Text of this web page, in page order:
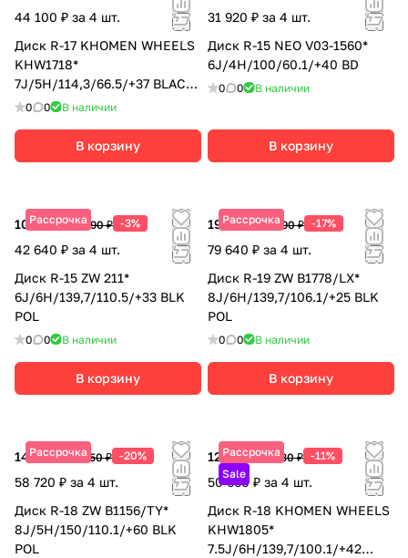
44 100 ₽ за 4 шт.
Диск R-17 KHOMEN WHEELS
KHW1718*
7J/5H/114,3/66.5/+37 BLACK-
FP0 0 В наличии
В корзину
31 920 ₽ за 4 шт.
Диск R-15 NEO V03-1560*
6J/4H/100/60.1/+40 BD
0 0 В наличии
В корзину
Рассрочка
10 660 ₽10 990 ₽ -3%
42 640 ₽ за 4 шт.
Диск R-15 ZW 211*
6J/6H/139,7/110.5/+33 BLK
POL
0 0 В наличии
В корзину
Рассрочка
19 910 ₽23 990 ₽ -17%
79 640 ₽ за 4 шт.
Диск R-19 ZW B1778/LX*
8J/6H/139,7/106.1/+25 BLK
POL
0 0 В наличии
В корзину
Рассрочка
14 680 ₽18 350 ₽ -20%
58 720 ₽ за 4 шт.
Диск R-18 ZW B1156/TY*
8J/5H/150/110.1/+60 BLK
POL
Рассрочка
Sale
12 665 ₽14 230 ₽ -11%
50 660 ₽ за 4 шт.
Диск R-18 KHOMEN WHEELS
KHW1805*
7.5J/6H/139,7/100.1/+42